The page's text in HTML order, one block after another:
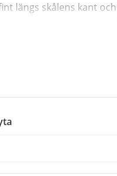
längs skålens kant
ljudhealing,